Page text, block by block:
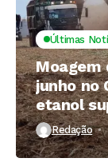
Últimas
Moagem
junho no
etanol
Redação